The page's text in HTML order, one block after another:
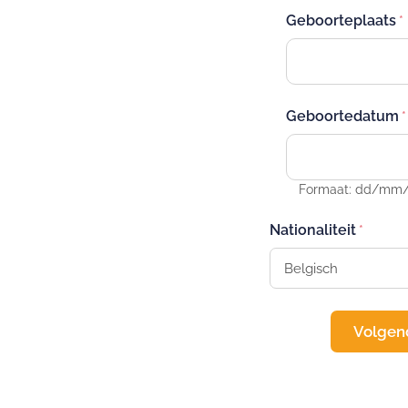
Geboorteplaats
Geboortedatum
Formaat: dd/
Nationaliteit